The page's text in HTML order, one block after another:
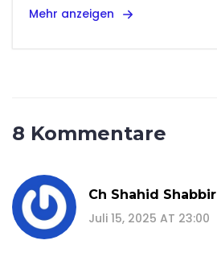
Mehr anzeigen
8 Kommentare
Ch Shahid Shabbir
Juli 15, 2025 AT 23:00